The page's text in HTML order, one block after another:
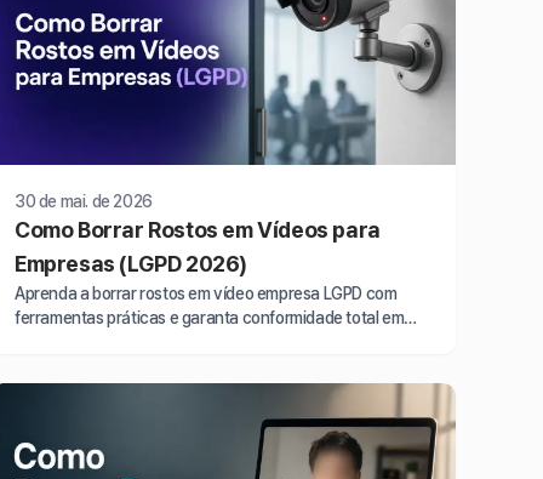
30 de mai. de 2026
Como Borrar Rostos em Vídeos para
Empresas (LGPD 2026)
Aprenda a borrar rostos em vídeo empresa LGPD com
ferramentas práticas e garanta conformidade total em